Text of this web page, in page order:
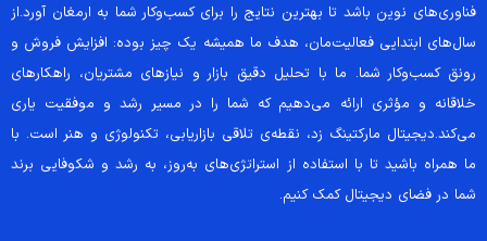
فناوری‌های نوین باشد تا بهترین نتایج را برای کسب‌وکار شما به ارمغان آورد.از
سال‌های ابتدایی فعالیت‌مان، هدف ما همیشه یک چیز بوده: افزایش فروش و
رونق کسب‌وکار شما. ما با تحلیل دقیق بازار و نیازهای مشتریان، راهکارهای
خلاقانه و مؤثری ارائه می‌دهیم که شما را در مسیر رشد و موفقیت یاری
می‌کند.دیجیتال مارکتینگ زد، نقطه‌ی تلاقی بازاریابی، تکنولوژی و هنر است. با
ما همراه باشید تا با استفاده از استراتژی‌های به‌روز، به رشد و شکوفایی برند
شما در فضای دیجیتال کمک کنیم.